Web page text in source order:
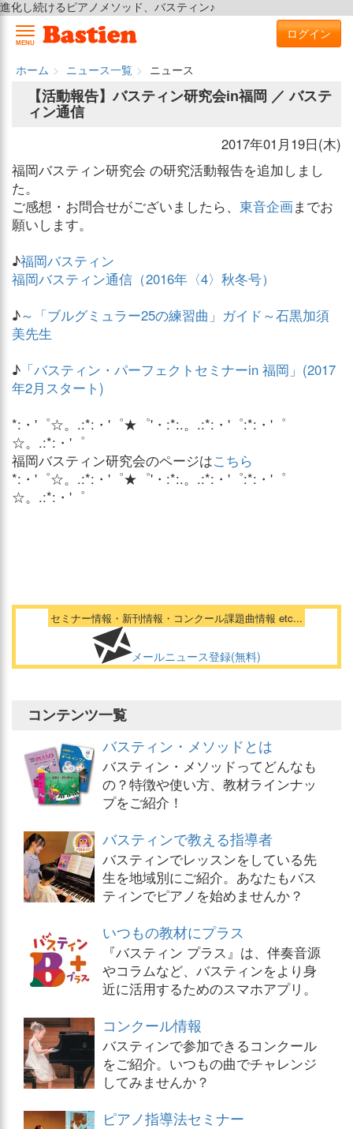
進化し続けるピアノメソッド、バスティン♪
MENU
ログイン
ホーム ニュース一覧
ニュース
【活動報告】バスティン研究会in福岡 ／ バステ
ィン通信
2017年01月19日(木)
福岡バスティン研究会 の研究活動報告を追加しまし
た。
ご感想・お問合せがございましたら、 東音企画までお
願いします。
♪福岡バスティン
福岡バスティン通信（2016年〈4〉秋冬号）
♪～「ブルグミュラー25の練習曲」ガイド～石黒加須
美先生
♪ 「バスティン・パーフェクトセミナーin 福岡」(2017
年2月スタート)
*:・'゜☆。.:*:・'゜★゜'・:*:.。.:*:・'゜:*:・'゜
☆。.:*:・'゜
福岡バスティン研究会のページはこちら
*:・'゜☆。.:*:・'゜★゜'・:*:.。.:*:・'゜:*:・'゜
☆。.:*:・'゜
セミナー情報・新刊情報・コンクール課題曲情報 etc...
メールニュース登録(無料)
コンテンツ一覧
バスティン・メソッドとは
バスティン・メソッドってどんなも
の？特徴や使い方、教材ラインナッ
プをご紹介！
バスティンで教える指導者
バスティンでレッスンをしている先
生を地域別にご紹介。あなたもバス
ティンでピアノを始めませんか？
いつもの教材にプラス
『バスティン プラス』は、伴奏音源
やコラムなど、バスティンをより身
近に活用するためのスマホアプリ。
コンクール情報
バスティンで参加できるコンクール
をご紹介。いつもの曲でチャレンジ
してみませんか？
ピアノ指導法セミナー